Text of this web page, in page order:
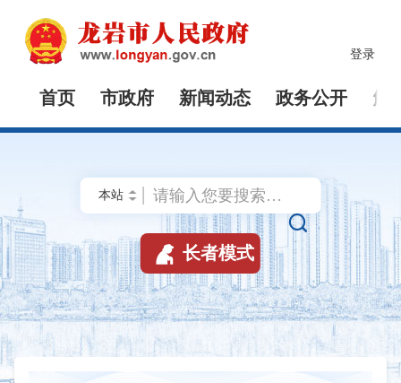
登录
首页 市政府 新闻动态 政务公开 解

 长者模式